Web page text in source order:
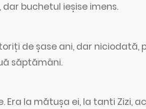
buchetul ieșise imens.
de șase ani, dar niciodată,
săptămâni.
la mătușa ei, la tanti Zizi,